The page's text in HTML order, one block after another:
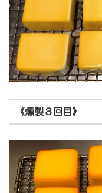
《燻製３回目》